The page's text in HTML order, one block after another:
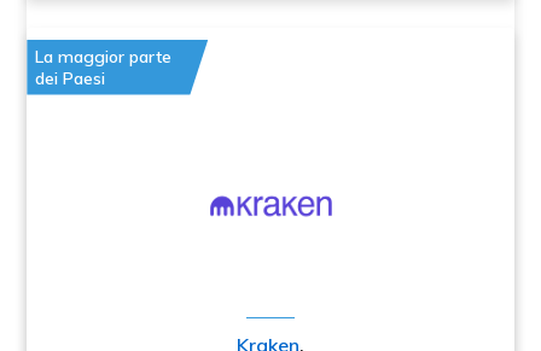
La maggior parte
dei Paesi
Kraken.